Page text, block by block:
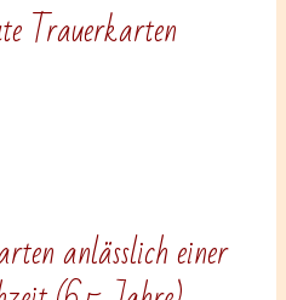
Trauerkarten
anlässlich einer